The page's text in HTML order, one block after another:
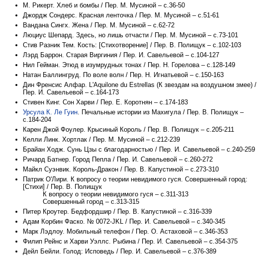
М. Рикерт. Хлеб и бомбы / Пер. М. Мусиной – с.36-50
Джордж Сондерс. Красная ленточка / Пер. М. Мусиной – с.51-61
Вандана Сингх. Жена / Пер. М. Мусиной – с.62-72
Люциус Шепард. Здесь, но лишь отчасти / Пер. М. Мусиной – с.73-101
Стив Разник Тем. Кость: [Стихотворение] / Пер. В. Полищук – с.102-103
Лэрд Баррон. Старая Виргиния / Пер. И. Савельевой – с.104-127
Нил Гейман. Этюд в изумрудных тонах / Пер. Н. Горелова – с.128-149
Натан Баллингруд. По воле волн / Пер. Н. Игнатьевой – с.150-163
Дин Френсис Алфар. L'Aquilone du Estrellas (К звездам на воздушном змее) /
Пер. И. Савельевой – с.164-173
Стивен Кинг. Сон Харви / Пер. Е. Коротнян – с.174-183
Урсула К. Ле Гуин. Печальные истории из Махигула / Пер. В. Полищук –
с.184-204
Карен Джой Фоулер. Крысиный Король / Пер. В. Полищук – с.205-211
Келли Линк. Хортлак / Пер. М. Мусиной – с.212-239
Брайан Ходж. Сунь Цзы с благодарностью / Пер. И. Савельевой – с.240-259
Ричард Батнер. Город Пепла / Пер. И. Савельевой – с.260-272
Майкл Суэнвик. Король-Дракон / Пер. В. Капустиной – с.273-310
Патрик О'Лири. К вопросу о теории невидимого гуся. Совершенный город:
[Стихи] / Пер. В. Полищук
К вопросу о теории невидимого гуся – с.311-313
Совершенный город – с.313-315
Питер Кроутер. Бедфордшир / Пер. В. Капустиной – с.316-339
Адам Корбин Фаско. № 0072-JKL / Пер. И. Савельевой – с.340-345
Марк Лэдлоу. Мобильный телефон / Пер. О. Астаховой – с.346-353
Филип Рейнс и Харви Уэллс. Рыбина / Пер. И. Савельевой – с.354-375
Дейл Бейли. Голод: Исповедь / Пер. И. Савельевой – с.376-389